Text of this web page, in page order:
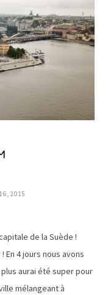
2015
de la Suède !
En 4 jours nous avons
aurai été super pour
mélangeant à